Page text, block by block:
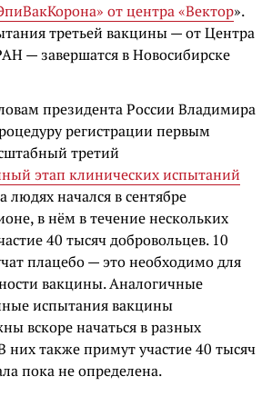
от центра «Вектор».
третьей вакцины — от Центра
— завершатся в Новосибирске
президента России Владимира
регистрации первым
третий
этап клинических испытаний
людях начался в сентябре
в нём в течение нескольких
40 тысяч добровольцев. 10
плацебо — это необходимо для
вакцины. Аналогичные
испытания вакцины
вскоре начаться в разных
них также примут участие 40 тысяч
пока не определена.